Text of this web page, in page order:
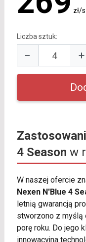
zł/
Liczba sztuk:
− +
4 Season w
W naszej ofercie
Nexen N'Blue 4
letnią gwarancją
stworzono z myślą
porę roku. Do jego
innowacyjna